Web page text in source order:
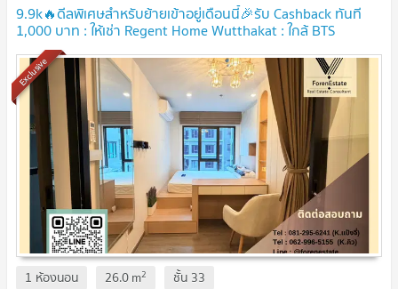
9.9k🔥ดีลพิเศษสำหรับย้ายเข้าอยู่เดือนนี้🎉รับ Cashback ทันที
1,000 บาท : ให้เช่า Regent Home Wutthakat : ใกล้ BTS
วุฒากาศ เพียง 180 เมตร
Exclusive
1 ห้องนอน 26.0m2 ชั้น 33